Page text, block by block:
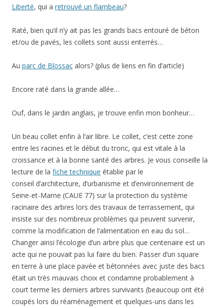
Liberté, qui a retrouvé un flambeau?
Raté, bien qu’il n’y ait pas les grands bacs entouré de béton
et/ou de pavés, les collets sont aussi enterrés…
Au parc de Blossac alors? (plus de liens en fin d’article)
Encore raté dans la grande allée…
Ouf, dans le jardin anglais, je trouve enfin mon bonheur…
Un beau collet enfin à l’air libre. Le collet, c’est cette zone
entre les racines et le début du tronc, qui est vitale à la
croissance et à la bonne santé des arbres. Je vous conseille la
lecture de la fiche technique établie par le
conseil d’architecture, d’urbanisme et d’environnement de
Seine-et-Marne (CAUE 77) sur la protection du système
racinaire des arbres lors des travaux de terrassement, qui
insiste sur des nombreux problèmes qui peuvent survenir,
comme la modification de l’alimentation en eau du sol…
Changer ainsi l’écologie d’un arbre plus que centenaire est un
acte qui ne pouvait pas lui faire du bien. Passer d’un square
en terre à une place pavée et bétonnées avec juste des bacs
était un très mauvais choix et condamne probablement à
court terme les derniers arbres survivants (beaucoup ont été
coupés lors du réaménagement et quelques-uns dans les